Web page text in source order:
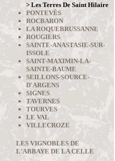
> Les Terres De Saint Hilaire
PONTEVÈS
ROCBARON
LA ROQUEBRUSSANNE
ROUGIERS
SAINTE-ANASTASIE-SUR-
ISSOLE
SAINT-MAXIMIN-LA-
SAINTE-BAUME
SEILLONS-SOURCE-
D'ARGENS
SIGNES
TAVERNES
TOURVES
LE VAL
VILLECROZE
LES VIGNOBLES DE
L'ABBAYE DE LA CELLE